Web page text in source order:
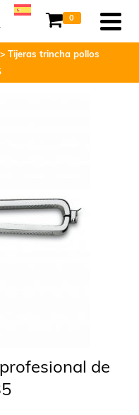
0
Tijeras trincha pollos
de